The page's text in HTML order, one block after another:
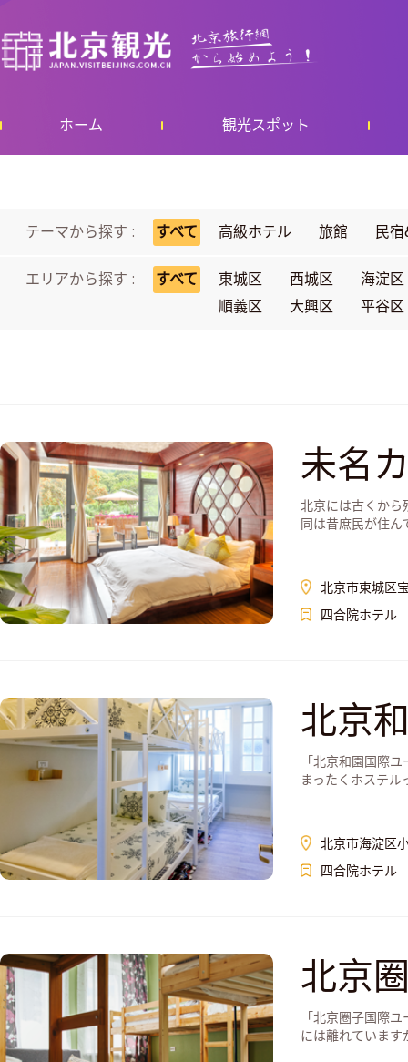
ホーム 観光スポット
テーマから探す : すべて 高級ホテル 旅館 民
エリアから探す : すべて 東城区 西城区
海淀区
順義区
大興区 平谷区
未名
北京には古くから
同は昔庶民が住ん
北京市東城区
四合院ホテル
北京
「北京和園国際
まったくホステル
北京市海淀区
四合院ホテル
北京
「北京圈子国際
には離れています